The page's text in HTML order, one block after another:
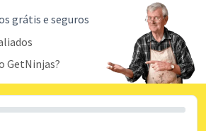
grátis e seguros
GetNinjas?